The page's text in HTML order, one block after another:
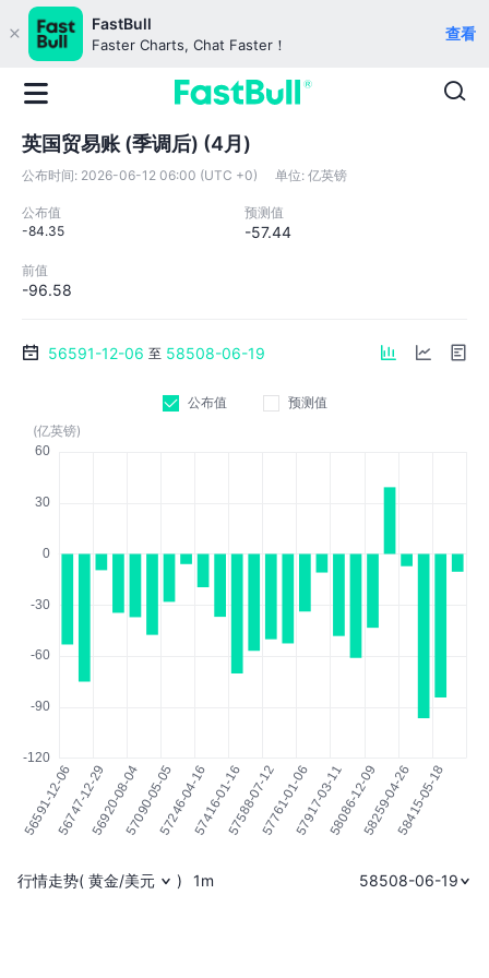
FastBull
Faster Charts, Chat Faster！
查看
英国贸易账 (季调后) (4月)
公布时间: 2026-06-12 06:00 (UTC +0) 单位: 亿英镑
公布值
-84.35
预测值
-57.44
前值
-96.58
56591-12-06 至 58508-06-19
公布值
预测值
(亿英镑)
行情走势( 黄金/美元 ) 1m 58508-06-19